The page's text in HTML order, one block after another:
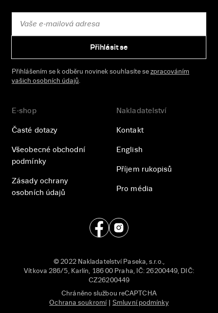
Přihlásit se
Přihlášením se k odběru novinek souhlasíte se zpracováním
vašich osobních údajů
E-shop
Časté dotazy
Všeobecné obchodní
podmínky
Zásady ochrany
osobních údajů
Nakladatelství
Kontakt
English
Příjem rukopisů
Pro média
© 2022 Nakladatelství Paseka, s.r.o.,
Vítkova 286/5, Karlín, 186 00 Praha, IČ: 26200449, DIČ:
CZ26200449
Chráněno službou reCAPTCHA
Ochrana soukromí | Smluvní podmínky